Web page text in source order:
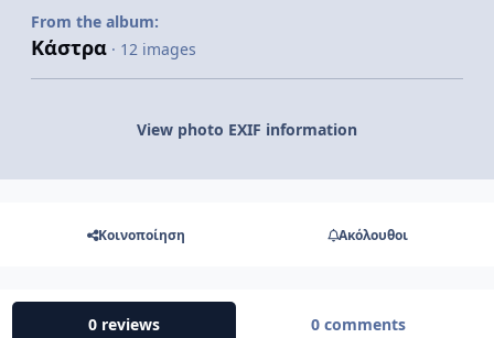
From the album:
Κάστρα · 12 images
View photo EXIF information
Κοινοποίηση Ακόλουθοι
0 reviews 0 comments